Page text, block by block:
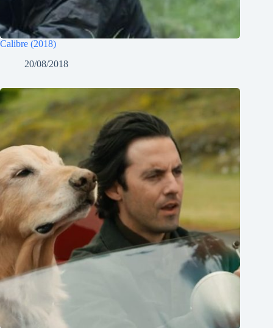
Calibre (2018)
20/08/2018